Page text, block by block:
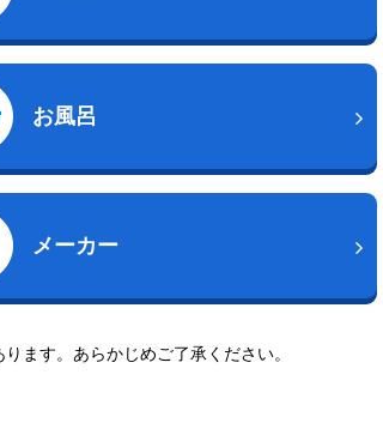
お風呂
メーカー
ます。あらかじめご了承ください。